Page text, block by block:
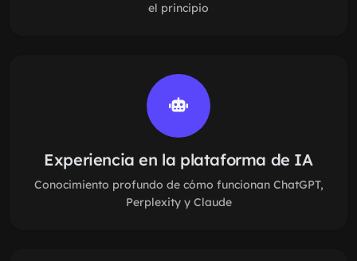
el principio
Experiencia en la plataforma de IA
Conocimiento profundo de cómo funcionan ChatGPT,
Perplexity y Claude